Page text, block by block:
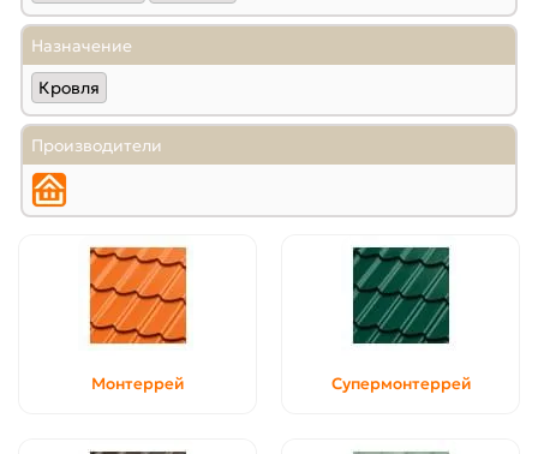
Назначение
Кровля
Производители
Монтеррей Супермонтеррей